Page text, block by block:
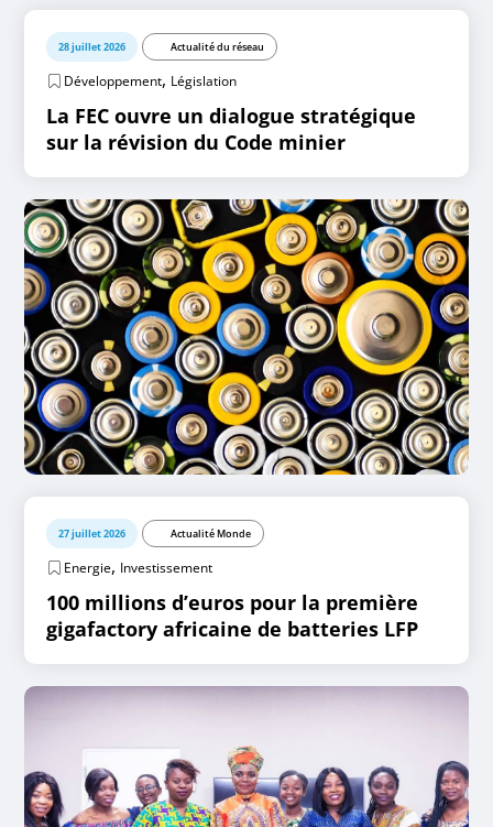
28 juillet 2026 Actualité du réseau
Développement, Législation
La FEC ouvre un dialogue stratégique
sur la révision du Code minier
27 juillet 2026 Actualité Monde
Energie, Investissement
100 millions d’euros pour la première
gigafactory africaine de batteries LFP